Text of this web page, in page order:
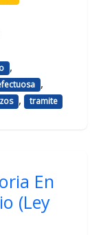
,
,
, tramite
En
(Ley